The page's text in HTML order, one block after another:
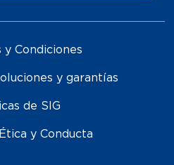
y Condiciones
y garantías
de SIG
y Conducta